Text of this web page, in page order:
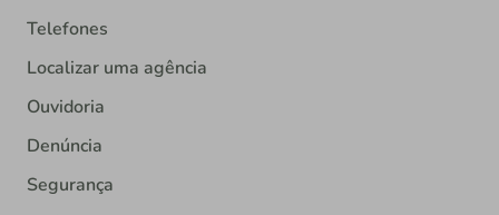
Telefones
Localizar uma agência
Ouvidoria
Denúncia
Segurança